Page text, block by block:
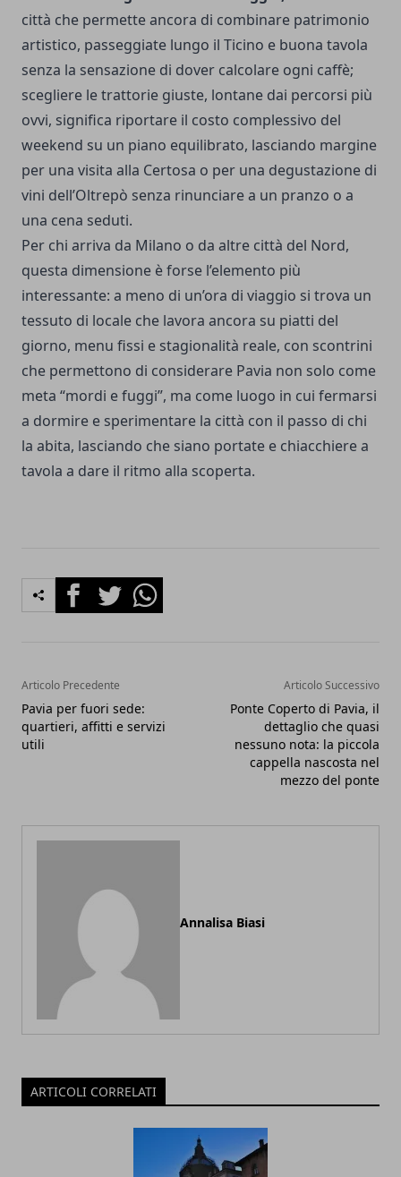
città che permette ancora di combinare patrimonio
artistico, passeggiate lungo il Ticino e buona tavola
senza la sensazione di dover calcolare ogni caffè;
scegliere le trattorie giuste, lontane dai percorsi più
ovvi, significa riportare il costo complessivo del
weekend su un piano equilibrato, lasciando margine
per una visita alla Certosa o per una degustazione di
vini dell’Oltrepò senza rinunciare a un pranzo o a
una cena seduti.
Per chi arriva da Milano o da altre città del Nord,
questa dimensione è forse l’elemento più
interessante: a meno di un’ora di viaggio si trova un
tessuto di locale che lavora ancora su piatti del
giorno, menu fissi e stagionalità reale, con scontrini
che permettono di considerare Pavia non solo come
meta “mordi e fuggi”, ma come luogo in cui fermarsi
a dormire e sperimentare la città con il passo di chi
la abita, lasciando che siano portate e chiacchiere a
tavola a dare il ritmo alla scoperta.
FacebookTwitterWhatsapp
Articolo Precedente
Pavia per fuori sede:
quartieri, affitti e servizi
utili
Articolo Successivo
Ponte Coperto di Pavia, il
dettaglio che quasi
nessuno nota: la piccola
cappella nascosta nel
mezzo del ponte
Annalisa Biasi
ARTICOLI CORRELATI